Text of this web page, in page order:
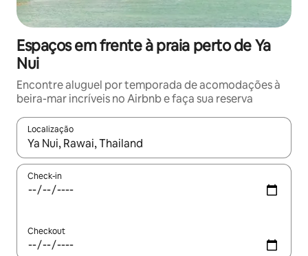
Espaços em frente à praia perto de Ya
Nui
Encontre aluguel por temporada de acomodações à
beira-mar incríveis no Airbnb e faça sua reserva
Localização
Quando os resultados estiverem disponíveis, explore-os
Check-in
Checkout